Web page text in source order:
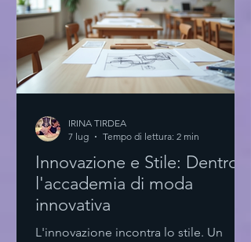
Innovazione e Stile: Dentro
l'accademia di moda
innovativa
L'innovazione incontra lo stile. Un
IRINA TIRDEA
7 lug
Tempo di lettura: 2 min